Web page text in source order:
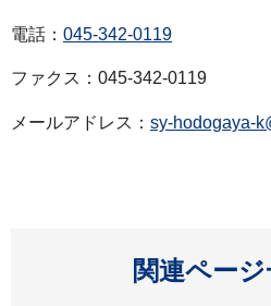
電話： 045-342-0119
ファクス：045-342-0119
メールアドレス： sy-hodogaya-
関連ペー